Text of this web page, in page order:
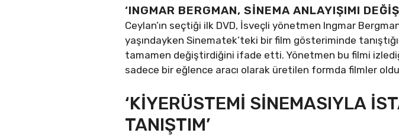
‘INGMAR BERGMAN, SİNEMA ANLAYIŞIMI
Ceylan’ın seçtiği ilk DVD, İsveçli yönetmen Ingmar
yaşındayken Sinematek’teki bir film gösteriminde
tamamen değiştirdiğini ifade etti. Yönetmen bu filmi
sadece bir eğlence aracı olarak üretilen formda filmler
‘KİYERÜSTEMİ SİNEMASIYLA
TANIŞTIM’